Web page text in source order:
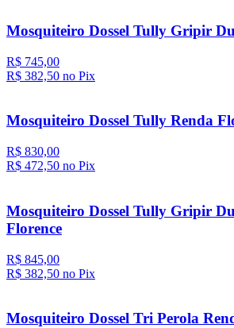
Mosquiteiro Dossel Tully Gripir
R$ 745,00
R$ 382,50 no Pix
Mosquiteiro Dossel Tully Renda
R$ 830,00
R$ 472,50 no Pix
Mosquiteiro Dossel Tully Gripir
Florence
R$ 845,00
R$ 382,50 no Pix
Mosquiteiro Dossel Tri Perola